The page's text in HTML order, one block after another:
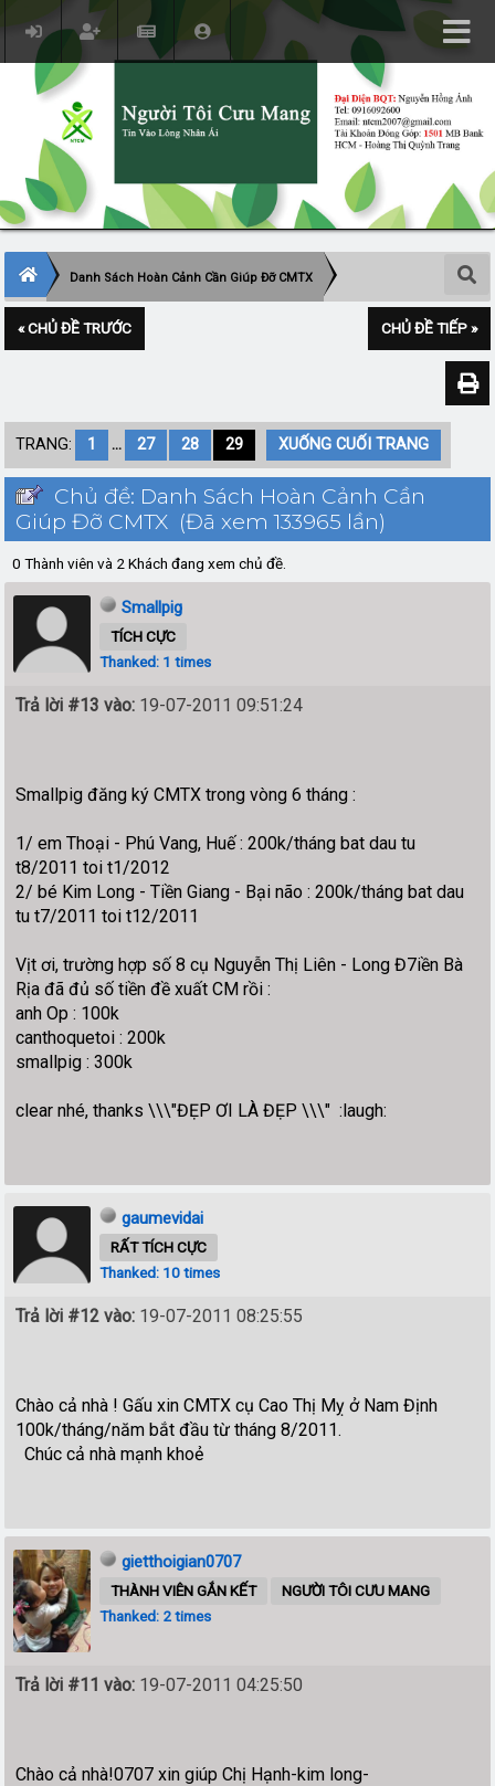
Danh Sách Hoàn Cảnh Cần Giúp Đỡ CMTX
« CHỦ ĐỀ TRƯỚC CHỦ ĐỀ TIẾP »
TRANG: 1 ... 27 28 29 XUỐNG CUỐI TRANG
Chủ đề: Danh Sách Hoàn Cảnh Cần
Giúp Đỡ CMTX (Đã xem 133965 lần)
0 Thành viên và 2 Khách đang xem chủ đề.
Smallpig
TÍCH CỰC
Thanked: 1 times
Trả lời #13 vào: 19-07-2011 09:51:24
Smallpig đă­­ng ký CMTX trong vòng 6 tháng :
1/ em Thoại - Phú Vang, Huế : 200k/tháng bat dau tu
t8/2011 toi t1/2012
2/ bé Kim Long - Tiền Giang - Bại não : 200k/tháng bat dau
tu t7/2011 toi t12/2011
Vịt ơi, trường hợp số 8 cụ Nguyễn Thị Liên - Long Đ7iền Bà
Rịa đã đủ số tiền đề xuất CM rồi :
anh Op : 100k
canthoquetoi : 200k
smallpig : 300k
clear nhé, thanks \\\"ĐẸP ƠI LÀ ĐẸP \\\" :laugh:
gaumevidai
RẤT TÍCH CỰC
Thanked: 10 times
Trả lời #12 vào: 19-07-2011 08:25:55
Chào cả nhà ! Gấu xin CMTX cụ Cao Thị Mỵ ở Nam Định
100k/tháng/năm bắt đầu từ tháng 8/2011.
Chúc cả nhà mạnh khoẻ
gietthoigian0707
THÀNH VIÊN GẮN KẾT
NGƯỜI TÔI CƯU MANG
Thanked: 2 times
Trả lời #11 vào: 19-07-2011 04:25:50
Chào cả nhà!0707 xin giúp Chị Hạnh-kim long-